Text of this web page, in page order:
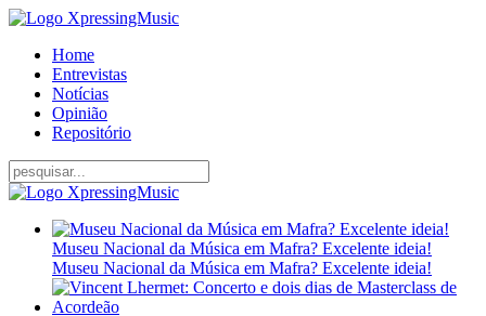
Home
Entrevistas
Notícias
Opinião
Repositório
Museu Nacional da Música em Mafra? Excelente ideia!
Museu Nacional da Música em Mafra? Excelente ideia!